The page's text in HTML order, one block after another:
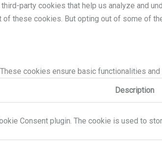
party cookies that help us analyze and
these cookies. But opting out of some of
cookies ensure basic functionalities
Description
Consent plugin. The cookie is used to